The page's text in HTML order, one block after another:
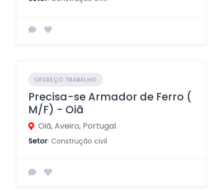
OFEREÇO TRABALHO
Precisa-se Armador de Ferro (
M/F) - Oiã
Oiã, Aveiro, Portugal
Setor: Construção civil